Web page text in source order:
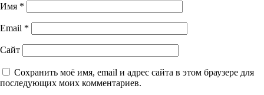
Имя *
Email *
Сайт
Сохранить моё имя, email и адрес сайта в этом браузере для
последующих моих комментариев.